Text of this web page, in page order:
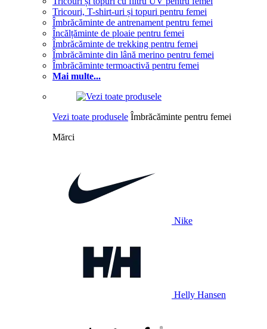
Tricouri, T-shirt-uri și topuri pentru femei
Îmbrăcăminte de antrenament pentru femei
Încălțăminte de ploaie pentru femei
Îmbrăcăminte de trekking pentru femei
Îmbrăcăminte din lână merino pentru femei
Îmbrăcăminte termoactivă pentru femei
Mai multe...
Vezi toate produsele Îmbrăcăminte pentru femei
Mărci
Nike
Helly Hansen